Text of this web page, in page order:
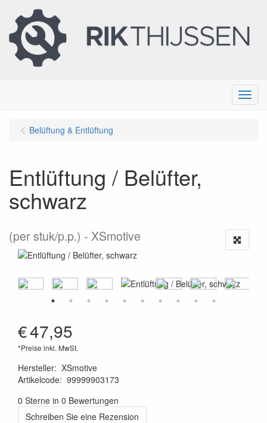
Menu
Belüftung & Entlüftung
Entlüftung / Belüfter,
schwarz
(per stuk/p.p.) XSmotive
€47,95
*Preise inkl. MwSt.
Hersteller: XSmotive
Artikelcode: 99999903173
0 Sterne in 0 Bewertungen
Schreiben Sie eine Rezension